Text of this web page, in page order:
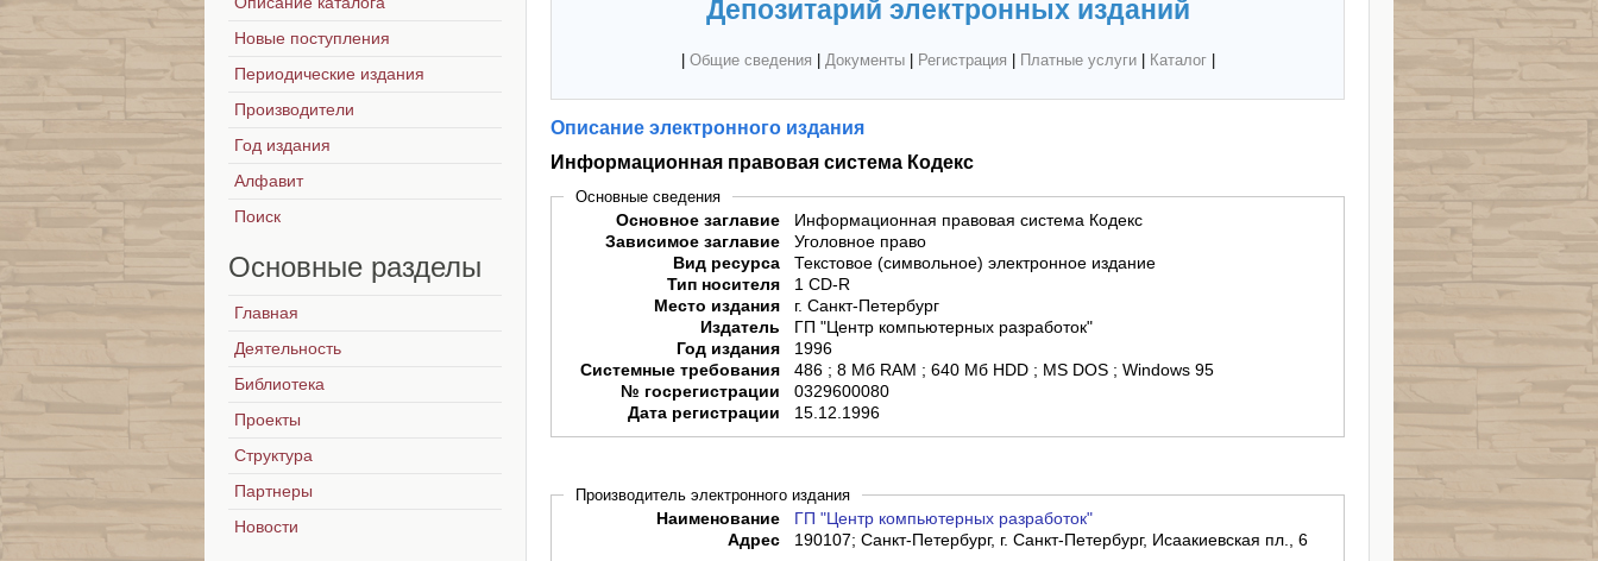
Депозитарий электронных изданий
Общие сведения Документы| Регистрация Платные услуги| Каталог|
Описание электронного издания
Информационная правовая система Кодекс
Основные сведения
Основное заглавие
Информационная правовая система Кодекс
Зависимое заглавие
Уголовное право
Вид ресурса
Текстовое (символьное) электронное издание
Тип носителя
1 CD-R
Место издания
г. Санкт-Петербург
Издатель
ГП "Центр компьютерных разработок"
Год издания
1996
Системные требования
486 ; 8 Мб RAM ; 640 Мб HDD ; MS DOS ; Windows 95
№ госрегистрации
0329600080
Дата регистрации
15.12.1996
Производитель электронного издания
Наименование
ГП "Центр компьютерных разработок"
Адрес
190107; Санкт-Петербург, г. Санкт-Петербург, Исаакиевская пл., 6
Новые поступления
Периодические издания
Производители
Год издания
Алфавит
Поиск
Основные разделы
Главная
Деятельность
Библиотека
Проекты
Структура
Партнеры
Новости